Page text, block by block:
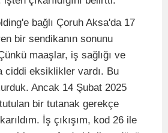
bağlı Çoruh Aksa'da 17
bir sendikanın sonunu
maaşlar, iş sağlığı ve
ciddi eksiklikler vardı. Bu
Ancak 14 Şubat 2025
bir tutanak gerekçe
İş çıkışım, kod 26 ile